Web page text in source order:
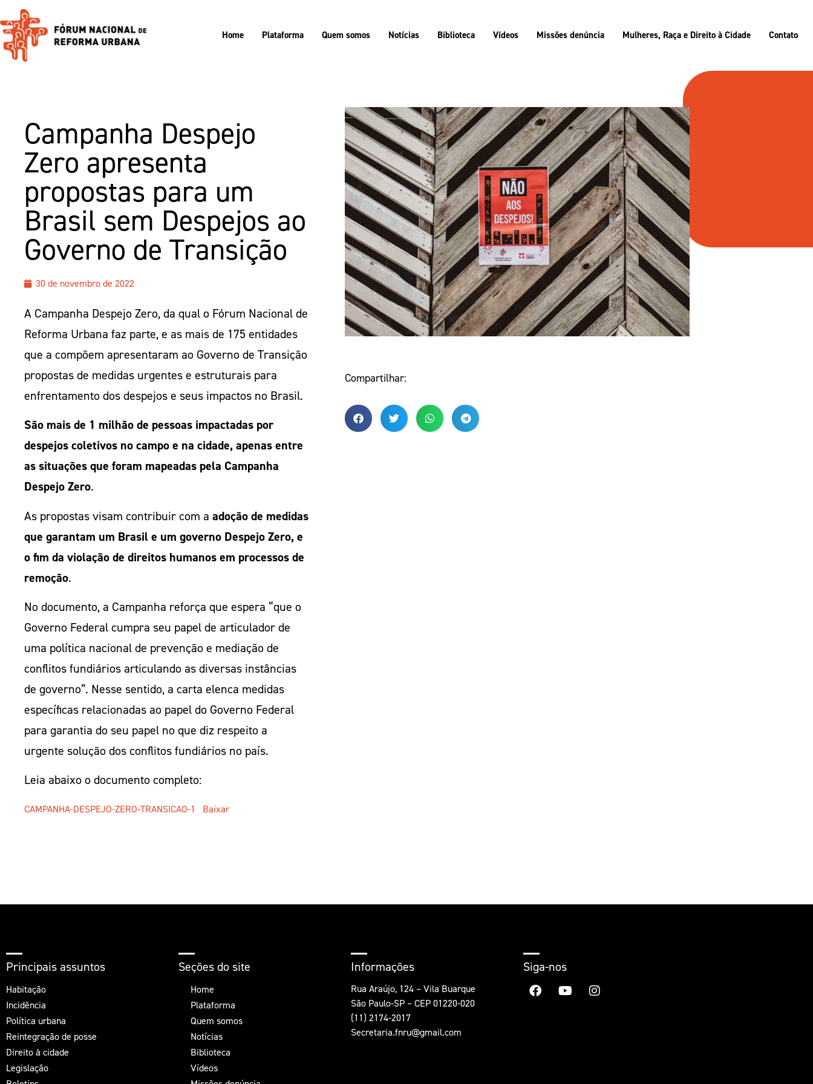
Home Plataforma Quem somos Notícias Biblioteca Vídeos Missões denúncia Mulheres, Raça e Direito à Cidade Contato
Campanha Despejo
Zero apresenta
propostas para um
Brasil sem Despejos ao
Governo de Transição
30 de novembro de 2022
A Campanha Despejo Zero, da qual o Fórum Nacional de
Reforma Urbana faz parte, e as mais de 175 entidades
que a compõem apresentaram ao Governo de Transição
propostas de medidas urgentes e estruturais para
enfrentamento dos despejos e seus impactos no Brasil.
São mais de 1 milhão de pessoas impactadas por
despejos coletivos no campo e na cidade, apenas entre
as situações que foram mapeadas pela Campanha
Despejo Zero.
As propostas visam contribuir com a adoção de medidas
que garantam um Brasil e um governo Despejo Zero, e
o fim da violação de direitos humanos em processos de
remoção.
No documento, a Campanha reforça que espera “que o
Governo Federal cumpra seu papel de articulador de
uma política nacional de prevenção e mediação de
conflitos fundiários articulando as diversas instâncias
de governo”. Nesse sentido, a carta elenca medidas
específicas relacionadas ao papel do Governo Federal
para garantia do seu papel no que diz respeito a
urgente solução dos conflitos fundiários no país.
Leia abaixo o documento completo:
CAMPANHA-DESPEJO-ZERO-TRANSICAO-1 Baixar
Compartilhar:
Principais assuntos
Habitação
Incidência
Política urbana
Reintegração de posse
Direito à cidade
Legislação
Seções do site
Home
Plataforma
Quem somos
Notícias
Biblioteca
Vídeos
Informações
Rua Araújo, 124 – Vila Buarque
São Paulo-SP – CEP 01220-020
(11) 2174-2017
Secretaria.fnru@gmail.com
Siga-nos